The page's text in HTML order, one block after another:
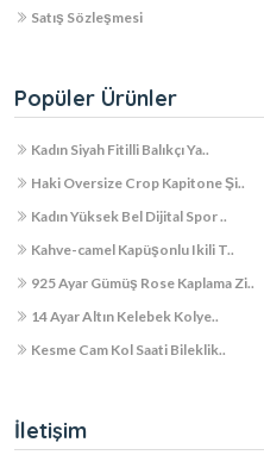
Satış Sözleşmesi
Popüler Ürünler
Kadın Siyah Fitilli Balıkçı Ya..
Haki Oversize Crop Kapitone Şi..
Kadın Yüksek Bel Dijital Spor ..
Kahve-camel Kapüşonlu Ikili T..
925 Ayar Gümüş Rose Kaplama Zi..
14 Ayar Altın Kelebek Kolye..
Kesme Cam Kol Saati Bileklik..
İletişim